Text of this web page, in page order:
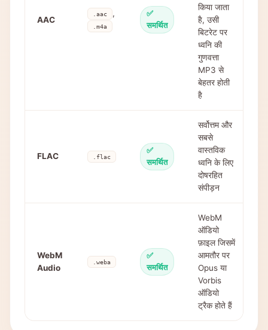
AAC
.aac ,
.m4a
✅
समर्थित
किया जाता
है, उसी
बिटरेट पर
ध्वनि की
गुणवत्ता
MP3 से
बेहतर होती
है
FLAC .flac
✅
समर्थित
सर्वोत्तम और
सबसे
वास्तविक
ध्वनि के लिए
दोषरहित
संपीड़न
WebM
Audio
.weba
✅
समर्थित
WebM
ऑडियो
फ़ाइल जिसमें
आमतौर पर
Opus या
Vorbis
ऑडियो
ट्रैक होते हैं